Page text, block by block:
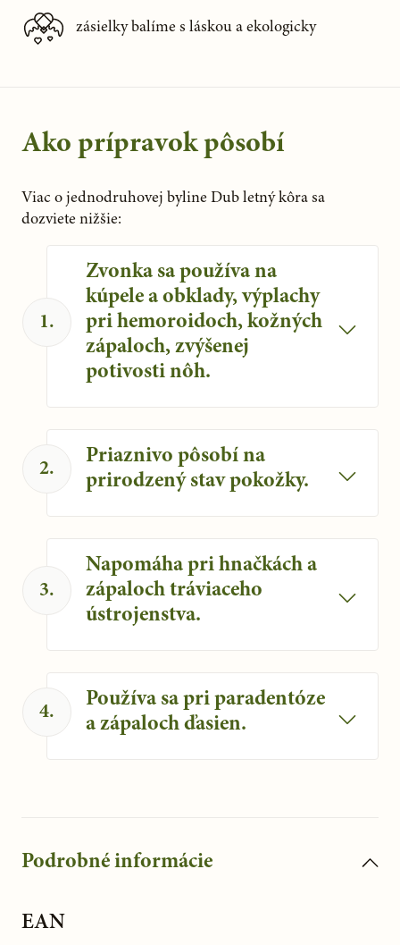
zásielky balíme s láskou a ekologicky
Ako prípravok pôsobí
Viac o jednodruhovej byline Dub letný kôra sa
dozviete nižšie:
1.
Zvonka sa používa na
kúpele a obklady, výplachy
pri hemoroidoch, kožných
zápaloch, zvýšenej
potivosti nôh.
Zvonka sa používa na kúpele a obklady,
výplachy pri hemoroidoch, kožných
zápaloch, zvýšenej potivosti nôh
2.
Priaznivo pôsobí na
prirodzený stav pokožky.
Dub letný prispieva k prirodzenému
stavu pokožky.
3.
Napomáha pri hnačkách a
zápaloch tráviaceho
ústrojenstva.
Dub napomáha k normálnemu stavu
gastrointestinálneho traktu a čriev.
4.
Používa sa pri paradentóze
a zápaloch ďasien.
Je vhodný pri pri paradentóze a zápaloch
Podrobné informácie
EAN